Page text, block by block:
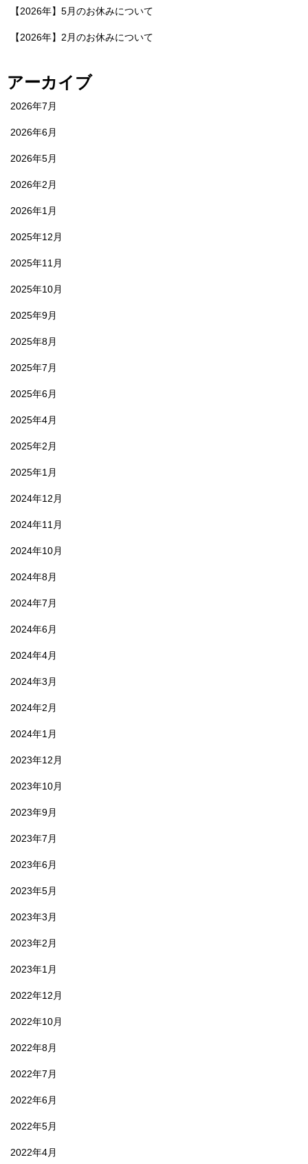
【2026年】5月のお休みについて
【2026年】2月のお休みについて
アーカイブ
2026年7月
2026年6月
2026年5月
2026年2月
2026年1月
2025年12月
2025年11月
2025年10月
2025年9月
2025年8月
2025年7月
2025年6月
2025年4月
2025年2月
2025年1月
2024年12月
2024年11月
2024年10月
2024年8月
2024年7月
2024年6月
2024年4月
2024年3月
2024年2月
2024年1月
2023年12月
2023年10月
2023年9月
2023年7月
2023年6月
2023年5月
2023年3月
2023年2月
2023年1月
2022年12月
2022年10月
2022年8月
2022年7月
2022年6月
2022年5月
2022年4月